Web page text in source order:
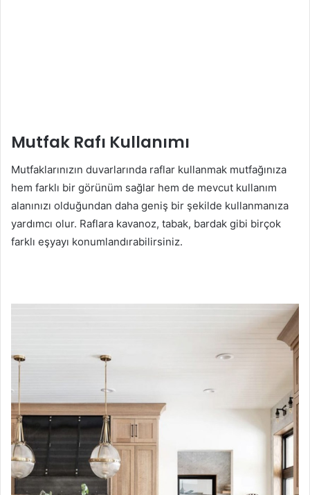
Mutfak Rafı Kullanımı
Mutfaklarınızın duvarlarında raflar kullanmak mutfağınıza
hem farklı bir görünüm sağlar hem de mevcut kullanım
alanınızı olduğundan daha geniş bir şekilde kullanmanıza
yardımcı olur. Raflara kavanoz, tabak, bardak gibi birçok
farklı eşyayı konumlandırabilirsiniz.